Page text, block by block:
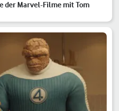
der Marvel-Filme mit Tom